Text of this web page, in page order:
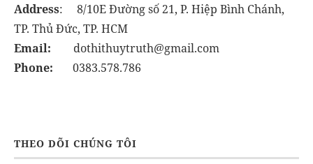
Address: 8/10E Đường số 21, P. Hiệp Bình Chánh,
TP. Thủ Đức, TP. HCM
Email: dothithuytruth@gmail.com
Phone: 0383.578.786
THEO DÕI CHÚNG TÔI